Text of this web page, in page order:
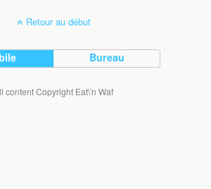
Retour au début
Bureau
content Copyright Eat\'n Waf